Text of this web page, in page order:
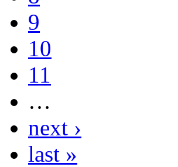
9
10
11
…
next ›
last »